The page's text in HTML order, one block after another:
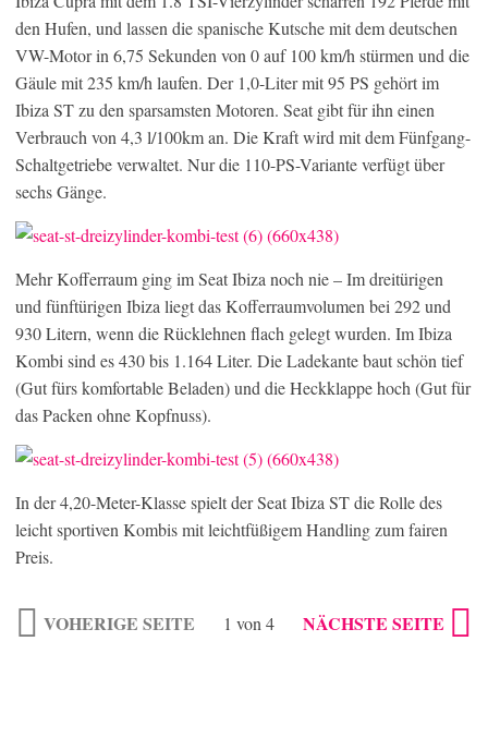
den Hufen, und lassen die spanische Kutsche mit dem deutschen
VW-Motor in 6,75 Sekunden von 0 auf 100 km/h stürmen und die
Gäule mit 235 km/h laufen. Der 1,0-Liter mit 95 PS gehört im
Ibiza ST zu den sparsamsten Motoren. Seat gibt für ihn einen
Verbrauch von 4,3 l/100km an. Die Kraft wird mit dem Fünfgang-
Schaltgetriebe verwaltet. Nur die 110-PS-Variante verfügt über
sechs Gänge.
Mehr Kofferraum ging im Seat Ibiza noch nie – Im dreitürigen
und fünftürigen Ibiza liegt das Kofferraumvolumen bei 292 und
930 Litern, wenn die Rücklehnen flach gelegt wurden. Im Ibiza
Kombi sind es 430 bis 1.164 Liter. Die Ladekante baut schön tief
(Gut fürs komfortable Beladen) und die Heckklappe hoch (Gut für
das Packen ohne Kopfnuss).
In der 4,20-Meter-Klasse spielt der Seat Ibiza ST die Rolle des
leicht sportiven Kombis mit leichtfüßigem Handling zum fairen
Preis.
VOHERIGE SEITE 1 von 4 NÄCHSTE SEITE